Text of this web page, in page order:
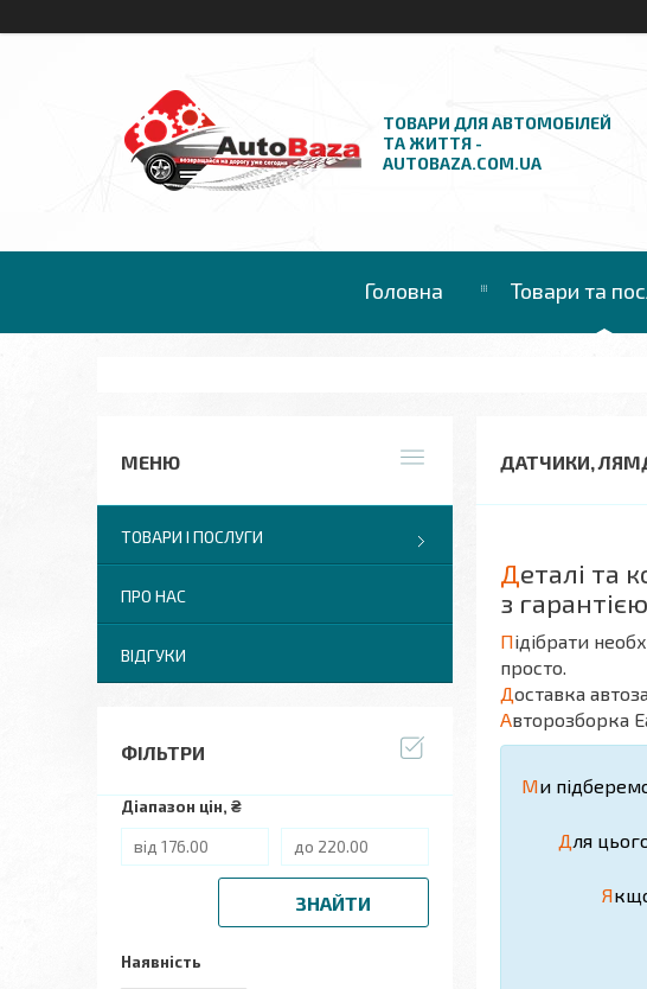
ТОВАРИ ДЛЯ АВТОМОБІЛЕЙ
ТА ЖИТТЯ -
AUTOBAZA.COM.UA
Головна Товари та
ДАТЧИКИ,
Деталі та
з гарантією
Підібрати
просто.
Доставка
Авторозборка
Ми
Для
Я
ТОВАРИ І ПОСЛУГИ
ПРО НАС
ВІДГУКИ
ФІЛЬТРИ
Діапазон цін, ₴
ЗНАЙТИ
Наявність